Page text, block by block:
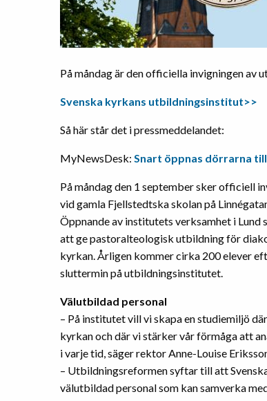
På måndag är den officiella invigningen av
Svenska kyrkans utbildningsinstitut>>
Så här står det i pressmeddelandet:
MyNewsDesk: Snart öppnas dörrarna
På måndag den 1 september sker officiell
vid gamla Fjellstedtska skolan på
Öppnande av institutets verksamhet i
att ge pastoralteologisk utbildning för
kyrkan. Årligen kommer cirka 200 elever
sluttermin på utbildningsinstitutet.
Välutbildad personal
– På institutet vill vi skapa en studiemiljö
kyrkan och där vi stärker vår förmåga att
i varje tid, säger rektor Anne-Louise
– Utbildningsreformen syftar till att
välutbildad personal som kan samverka